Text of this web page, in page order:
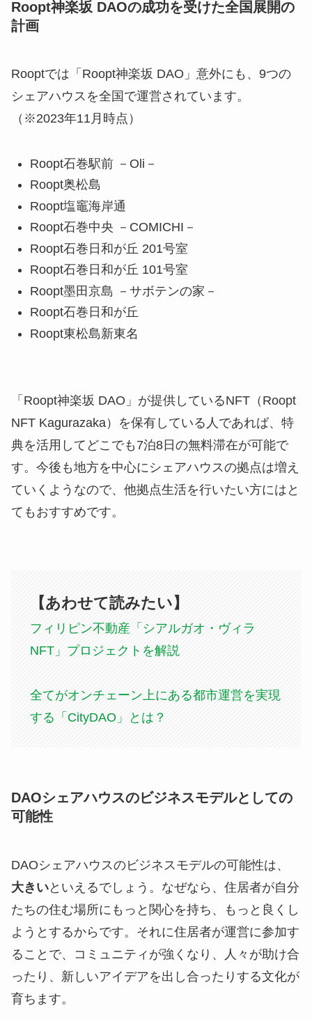
Roopt神楽坂 DAOの成功を受けた全国展開の
計画
Rooptでは「Roopt神楽坂 DAO」意外にも、9つの
シェアハウスを全国で運営されています。
（※2023年11月時点）
Roopt石巻駅前 －Oli－
Roopt奥松島
Roopt塩竈海岸通
Roopt石巻中央 －COMICHI－
Roopt石巻日和が丘 201号室
Roopt石巻日和が丘 101号室
Roopt墨田京島 －サボテンの家－
Roopt石巻日和が丘
Roopt東松島新東名
「Roopt神楽坂 DAO」が提供しているNFT（Roopt
NFT Kagurazaka）を保有している人であれば、特
典を活用してどこでも7泊8日の無料滞在が可能で
す。今後も地方を中心にシェアハウスの拠点は増え
ていくようなので、他拠点生活を行いたい方にはと
てもおすすめです。
【あわせて読みたい】
フィリピン不動産「シアルガオ・ヴィラ
NFT」プロジェクトを解説
全てがオンチェーン上にある都市運営を実現
する「CityDAO」とは？
DAOシェアハウスのビジネスモデルとしての
可能性
DAOシェアハウスのビジネスモデルの可能性は、
大きいといえるでしょう。なぜなら、住居者が自分
たちの住む場所にもっと関心を持ち、もっと良くし
ようとするからです。それに住居者が運営に参加す
ることで、コミュニティが強くなり、人々が助け合
ったり、新しいアイデアを出し合ったりする文化が
育ちます。